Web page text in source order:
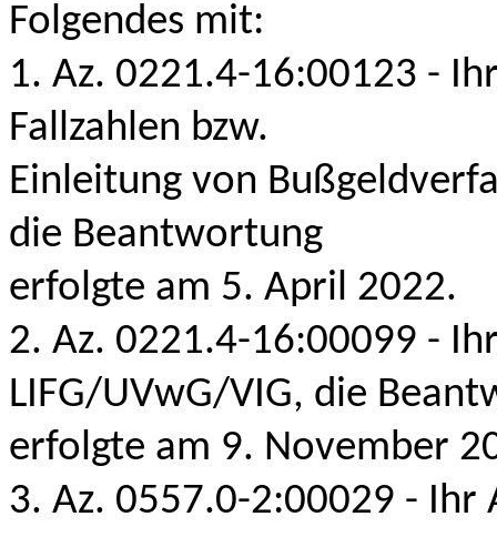
Folgendes mit:
1. Az. 0221.4-16:00123 -
Fallzahlen bzw.
Einleitung von
die Beantwortung
erfolgte am 5. April 2022.
2. Az. 0221.4-16:00099 -
LIFG/UVwG/VIG, die
erfolgte am 9. November
3. Az. 0557.0-2:00029 -